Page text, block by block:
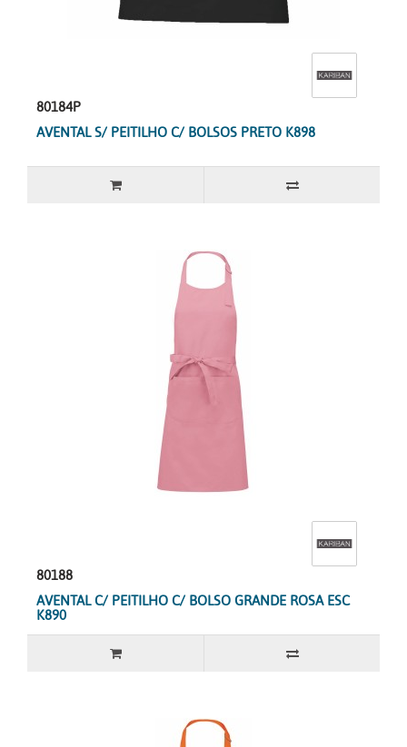
80184P
AVENTAL S/ PEITILHO C/ BOLSOS PRETO K898
80188
AVENTAL C/ PEITILHO C/ BOLSO GRANDE ROSA ESC
K890